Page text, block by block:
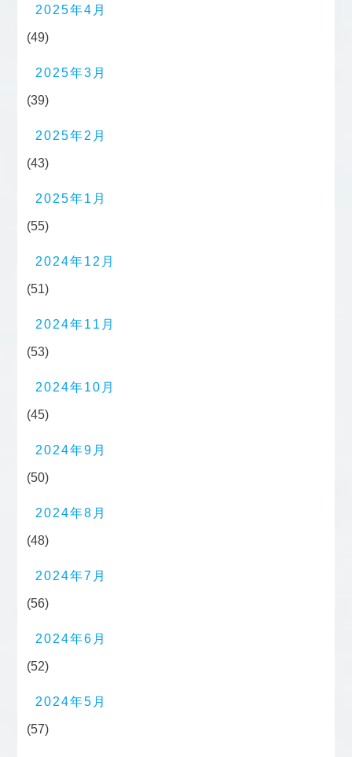
2025年4月
(49)
2025年3月
(39)
2025年2月
(43)
2025年1月
(55)
2024年12月
(51)
2024年11月
(53)
2024年10月
(45)
2024年9月
(50)
2024年8月
(48)
2024年7月
(56)
2024年6月
(52)
2024年5月
(57)